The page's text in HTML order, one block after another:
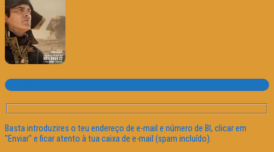
Subscrever o site
Basta introduzires o teu endereço de e-mail e número de BI, clicar em
"Enviar" e ficar atento à tua caixa de e-mail (spam incluído).